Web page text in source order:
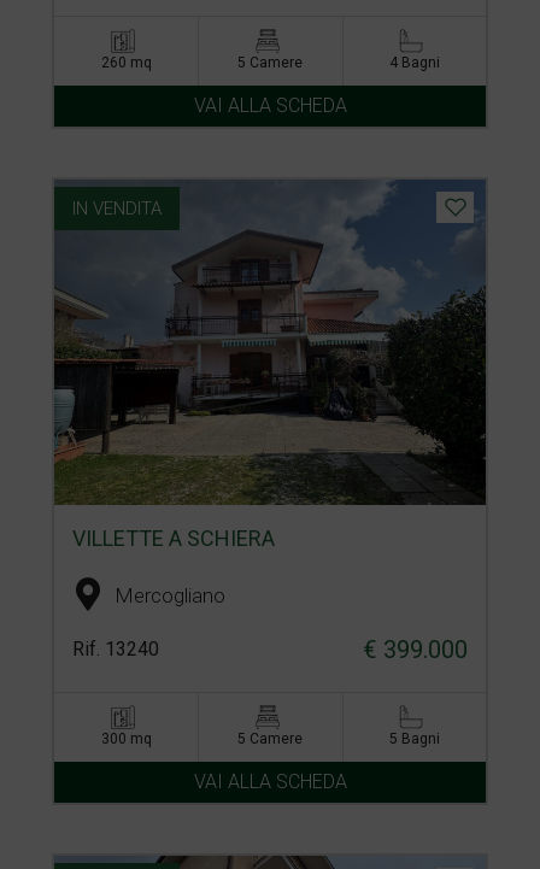
260 mq 5 Camere 4 Bagni
VAI ALLA SCHEDA
IN VENDITA
VILLETTE A SCHIERA
Mercogliano
Rif. 13240 € 399.000
300 mq 5 Camere 5 Bagni
VAI ALLA SCHEDA